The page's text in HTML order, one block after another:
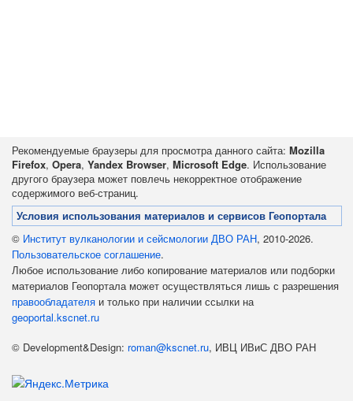
Рекомендуемые браузеры для просмотра данного сайта: Mozilla
Firefox, Opera, Yandex Browser, Microsoft Edge. Использование
другого браузера может повлечь некорректное отображение
содержимого веб-страниц.
Условия использования материалов и сервисов Геопортала
© Институт вулканологии и сейсмологии ДВО РАН, 2010-2026.
Пользовательское соглашение.
Любое использование либо копирование материалов или подборки
материалов Геопортала может осуществляться лишь с разрешения
правообладателя и только при наличии ссылки на
geoportal.kscnet.ru
© Development&Design: roman@kscnet.ru, ИВЦ ИВиС ДВО РАН